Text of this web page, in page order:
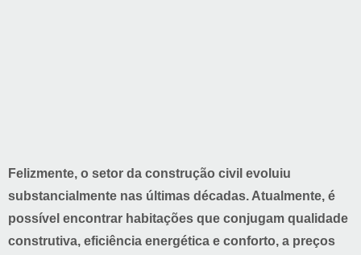
Felizmente, o setor da construção civil evoluiu
substancialmente nas últimas décadas. Atualmente, é
possível encontrar habitações que conjugam qualidade
construtiva, eficiência energética e conforto, a preços